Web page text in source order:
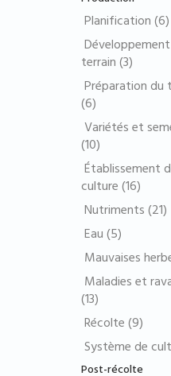
Planification (6)
terrain (3)
Préparation du
(6)
Variétés et
(10)
Établissement
culture (16)
Nutriments (21)
Eau (5)
Mauvaises
Maladies et
(13)
Récolte (9)
Système de
Post-récolte